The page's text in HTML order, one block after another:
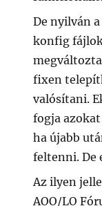
De nyilván
konfig
fixen
valósítani.
fogja
ha újabb
feltenni. De
Az ilyen
AOO/LO